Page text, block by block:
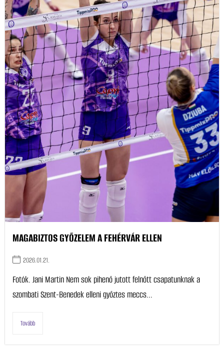
MAGABIZTOS GYŐZELEM A FEHÉRVÁR ELLEN
2026.01.21.
Fotók. Jani Martin Nem sok pihenő jutott felnőtt csapatunknak a
szombati Szent-Benedek elleni győztes meccs...
Tovább